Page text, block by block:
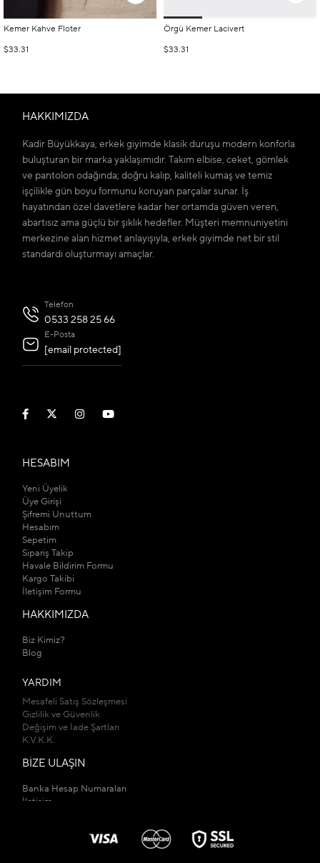
Kemer Kahve Floter
$33.31
Örgü Kemer Lacivert
$33.31
HAKKIMIZDA
Kadir Büyükkaya, erkek giyimde klasik duruşu modern konforla
buluşturan bir marka yaklaşımıdır. Takım elbise, ceket, gömlek
ve pantolon odağında; doğru kalıp, kaliteli kumaş ve temiz
işçilikle gün boyu formunu koruyan parçalar sunar. İş
hayatından özel davetlere kadar her ortamda güven veren,
abartısız ama güçlü bir şıklık hedefler. Müşteri memnuniyetini
merkezine alan hizmet anlayışıyla, erkek giyimde net bir stil
standardı oluşturmayı amaçlar.
Telefon
0533 258 25 66
E-Posta
[email protected]
HESABIM
Yeni Üyelik
Üye Girişi
Şifremi Unuttum
Hesabım
Sepetim
Sipariş Takip
Havale Bildirim Formu
Kargo Takibi
İletişim Formu
HAKKIMIZDA
Biz Kimiz?
Blog
YARDIM
Mesafeli Satış Sözleşmesi
Gizlilik ve Güvenlik
Değişim ve İade Şartları
K.V.K.K.
BİZE ULAŞIN
Banka Hesap Numaraları
İletişim